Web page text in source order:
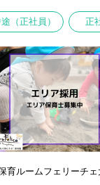
（正社員） 正
育ルームフェリーチェ